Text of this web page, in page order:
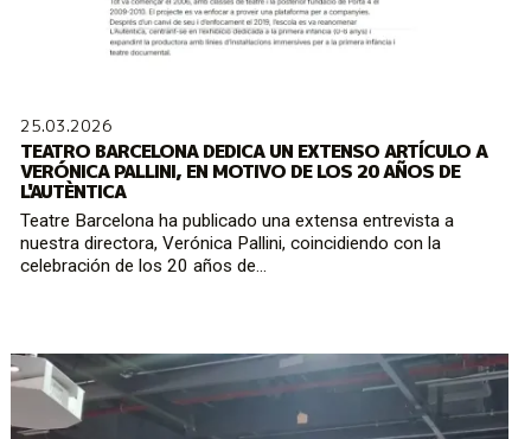
25.03.2026
TEATRO BARCELONA DEDICA UN EXTENSO ARTÍCULO A
VERÓNICA PALLINI, EN MOTIVO DE LOS 20 AÑOS DE
L'AUTÈNTICA
Teatre Barcelona ha publicado una extensa entrevista a
nuestra directora, Verónica Pallini, coincidiendo con la
celebración de los 20 años de...